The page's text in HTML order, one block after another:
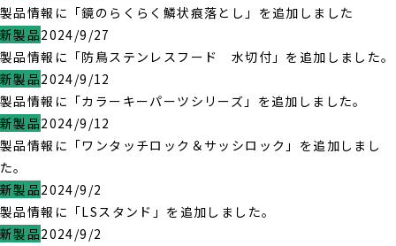
製品情報に「鏡のらくらく鱗状痕落とし」を追加しました
新製品2024/9/27
製品情報に「防鳥ステンレスフード 水切付」を追加しました。
新製品2024/9/12
製品情報に「カラーキーパーツシリーズ」を追加しました。
新製品2024/9/12
製品情報に「ワンタッチロック＆サッシロック」を追加しまし
た。
新製品2024/9/2
製品情報に「LSスタンド」を追加しました。
新製品2024/9/2